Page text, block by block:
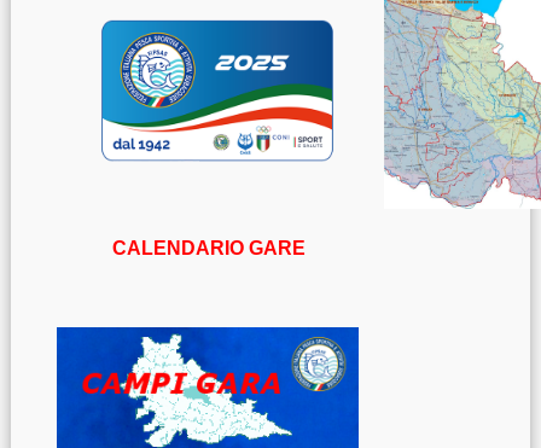
CALENDARIO GARE